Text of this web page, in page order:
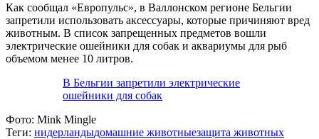
Как сообщал «Европульс», в Валлонском регионе Бельгии
запретили использовать аксессуары, которые причиняют вред
животным. В список запрещенных предметов вошли
электрические ошейники для собак и аквариумы для рыб
объемом менее 10 литров.
В Бельгии запретили электрические
ошейники для собак
Фото: Mink Mingle
Теги: нидерландыдомашние животныезащита животных